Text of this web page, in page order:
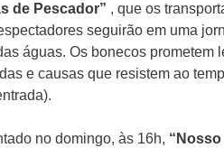
de Pescador” , que os
seguirão em uma
águas. Os bonecos prometem
e causas que resistem ao
no domingo, às 16h,